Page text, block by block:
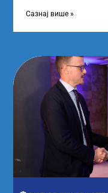
Сазнај више »